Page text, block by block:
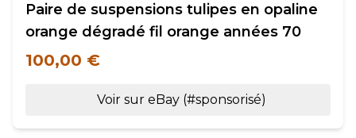
Paire de suspensions tulipes en opaline
orange dégradé fil orange années 70
100,00 €
Voir sur eBay (#sponsorisé)